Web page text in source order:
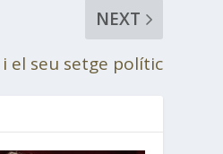
NEXT
el seu setge polític